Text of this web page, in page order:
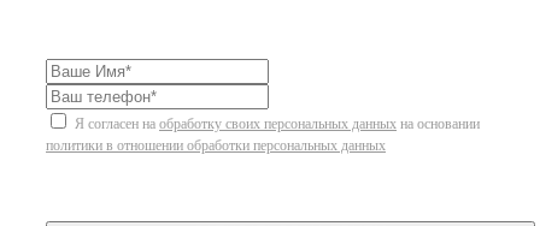
Я согласен на обработку своих персональных данных на основании
политики в отношении обработки персональных данных